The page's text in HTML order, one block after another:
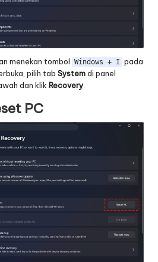
menekan tombol Windows + I pada
pilih tab Systemdi panel
dan klik Recovery.
PC